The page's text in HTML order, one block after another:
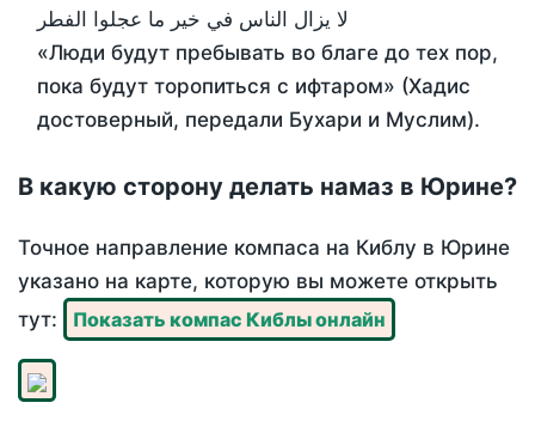
لا يزال الناس في خير ما عجلوا الفطر
«Люди будут пребывать во благе до тех пор,
пока будут торопиться с ифтаром» (Хадис
достоверный, передали Бухари и Муслим).
В какую сторону делать намаз в Юрине?
Точное направление компаса на Киблу в Юрине
указано на карте, которую вы можете открыть
тут:
Показать компас Киблы онлайн